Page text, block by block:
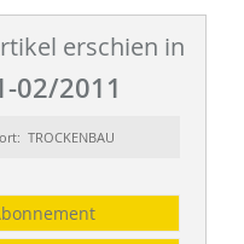
erschien in
02/2011
TROCKENBAU